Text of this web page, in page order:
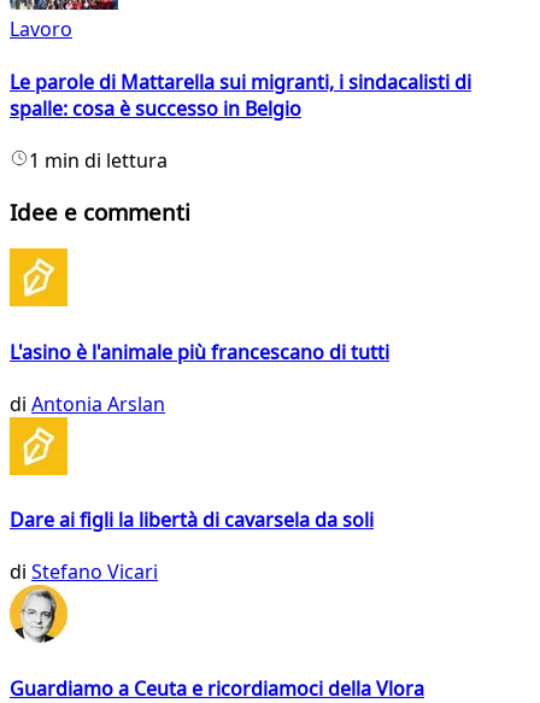
Lavoro
Le parole di Mattarella sui migranti, i sindacalisti di
spalle: cosa è successo in Belgio
1 min di lettura
Idee e commenti
L'asino è l'animale più francescano di tutti
di Antonia Arslan
Dare ai figli la libertà di cavarsela da soli
di Stefano Vicari
Guardiamo a Ceuta e ricordiamoci della Vlora